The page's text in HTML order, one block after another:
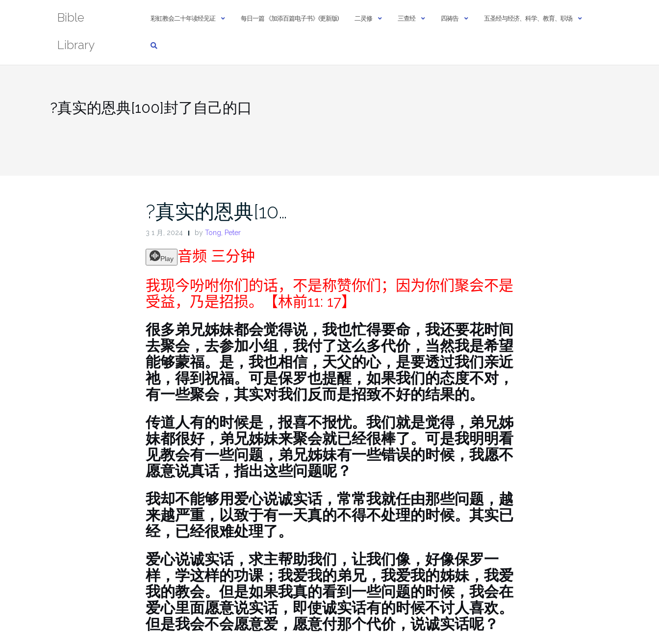
Bible
Library
彩虹教会二十年读经见证 每日一篇 《加添百篇电子书》(更新版) 二灵修 三查经 四祷告 五圣经与经济、科学、教育、职场
?真实的恩典[100]封了自己的口
?真实的恩典[10…
3 1 月, 2024 by Tong, Peter
Play 音频 三分钟
我现今吩咐你们的话，不是称赞你们；因为你们聚会不是
受益，乃是招损。【林前11: 17】
很多弟兄姊妹都会觉得说，我也忙得要命，我还要花时间
去聚会，去参加小组，我付了这么多代价，当然我是希望
能够蒙福。是，我也相信，天父的心，是要透过我们亲近
祂，得到祝福。可是保罗也提醒，如果我们的态度不对，
有一些聚会，其实对我们反而是招致不好的结果的。
传道人有的时候是，报喜不报忧。我们就是觉得，弟兄姊
妹都很好，弟兄姊妹来聚会就已经很棒了。可是我明明看
见教会有一些问题，弟兄姊妹有一些错误的时候，我愿不
愿意说真话，指出这些问题呢？
我却不能够用爱心说诚实话，常常我就任由那些问题，越
来越严重，以致于有一天真的不得不处理的时候。其实已
经，已经很难处理了。
爱心说诚实话，求主帮助我们，让我们像，好像保罗一
样，学这样的功课；我爱我的弟兄，我爱我的姊妹，我爱
我的教会。但是如果我真的看到一些问题的时候，我会在
爱心里面愿意说实话，即使诚实话有的时候不讨人喜欢。
但是我会不会愿意爱，愿意付那个代价，说诚实话呢？